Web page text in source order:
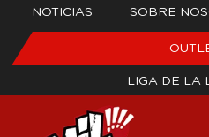
NOTICIAS SOBRE
LIGA DE LA